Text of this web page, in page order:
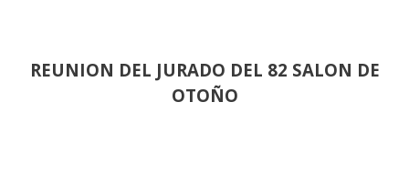
REUNION DEL JURADO DEL 82 SALON DE
OTOÑO